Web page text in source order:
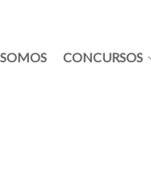
CONCURSOS